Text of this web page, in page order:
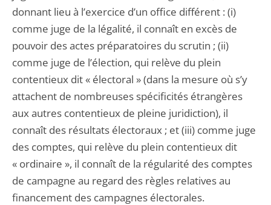
donnant lieu à l’exercice d’un office différent : (i)
comme juge de la légalité, il connaît en excès de
pouvoir des actes préparatoires du scrutin ; (ii)
comme juge de l’élection, qui relève du plein
contentieux dit « électoral » (dans la mesure où s’y
attachent de nombreuses spécificités étrangères
aux autres contentieux de pleine juridiction), il
connaît des résultats électoraux ; et (iii) comme juge
des comptes, qui relève du plein contentieux dit
« ordinaire », il connaît de la régularité des comptes
de campagne au regard des règles relatives au
financement des campagnes électorales.